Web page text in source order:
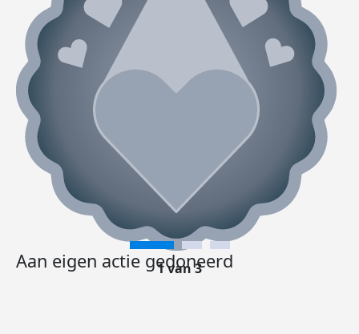
Aan eigen actie gedoneerd
1 van 3